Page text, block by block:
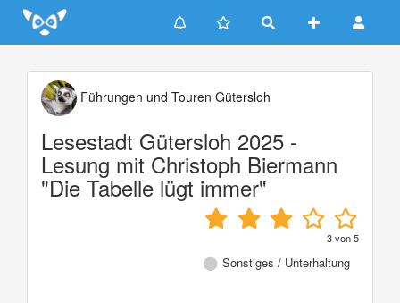
Update cookies preferences
Führungen und Touren Gütersloh
Lesestadt Gütersloh 2025 -
Lesung mit Christoph Biermann
"Die Tabelle lügt immer"
3von5
Sonstiges / Unterhaltung